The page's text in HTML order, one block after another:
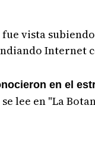
vista
Internet
en el
lee en "La